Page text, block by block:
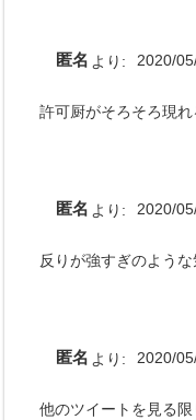
匿名 より: 2020/
許可厨がそろそろ現れ
匿名 より: 2020/
反りが強すぎのような
匿名 より: 2020/
他のツイートを見る